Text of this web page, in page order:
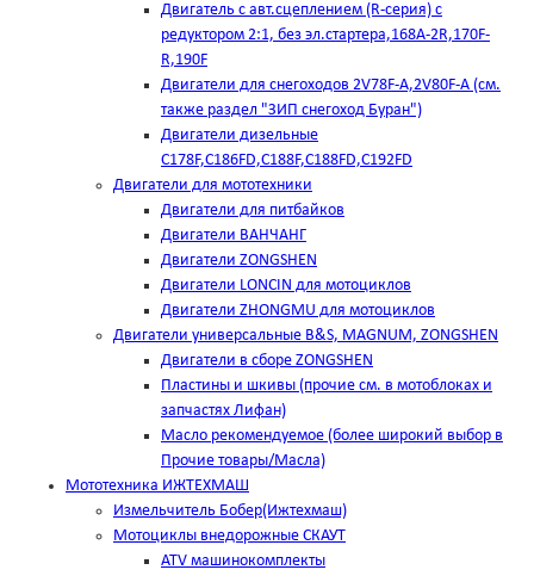
Двигатель с авт.сцеплением (R-серия) с
редуктором 2:1, без эл.стартера,168А-2R,170F-
R,190F
Двигатели для снегоходов 2V78F-A,2V80F-A (см.
также раздел "ЗИП снегоход Буран")
Двигатели дизельные
C178F,С186FD,C188F,C188FD,C192FD
Двигатели для мототехники
Двигатели для питбайков
Двигатели ВАНЧАНГ
Двигатели ZONGSHEN
Двигатели LONCIN для мотоциклов
Двигатели ZHONGMU для мотоциклов
Двигатели универсальные B&S, MAGNUM, ZONGSHEN
Двигатели в сборе ZONGSHEN
Пластины и шкивы (прочие см. в мотоблоках и
запчастях Лифан)
Масло рекомендуемое (более широкий выбор в
Прочие товары/Масла)
Мототехника ИЖТЕХМАШ
Измельчитель Бобер(Ижтехмаш)
Мотоциклы внедорожные СКАУТ
ATV машинокомплекты